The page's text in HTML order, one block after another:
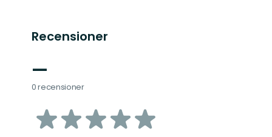
Recensioner
—
0 recensioner
av